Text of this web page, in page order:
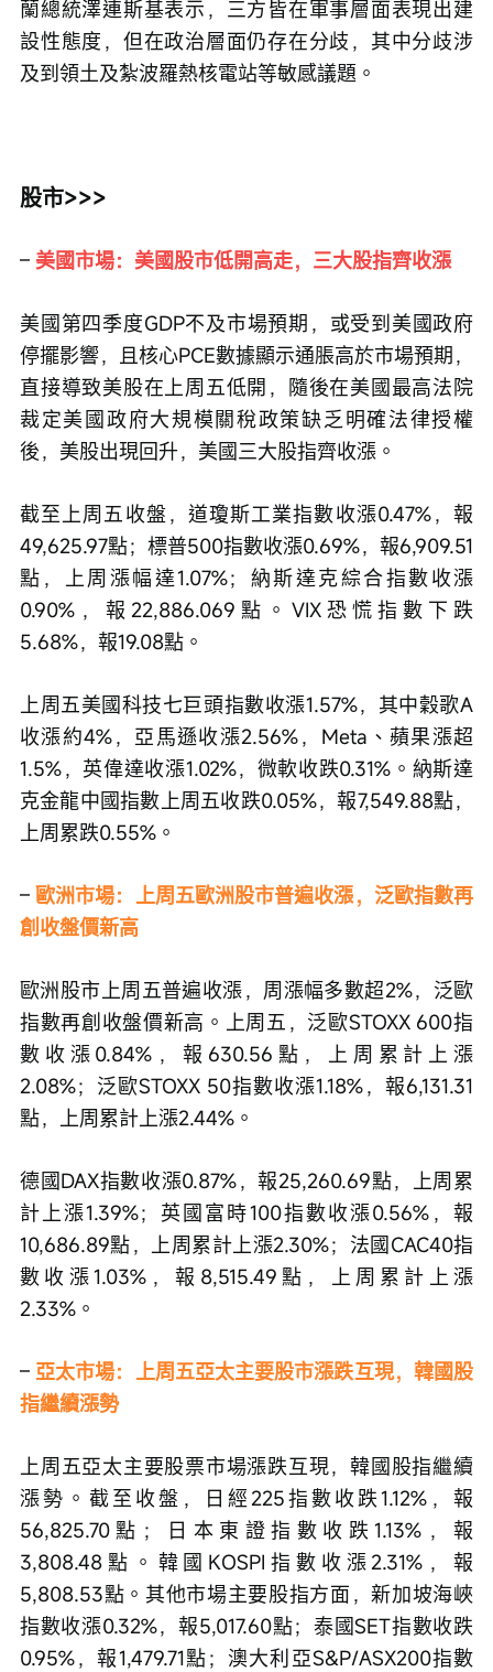
蘭總統澤連斯基表示，三方皆在軍事層面表現出建
設性態度，但在政治層面仍存在分歧，其中分歧涉
及到領土及紮波羅熱核電站等敏感議題。
股市>>>
– 美國市場：美國股市低開高走，三大股指齊收漲
美國第四季度GDP不及市場預期，或受到美國政府
停擺影響，且核心PCE數據顯示通脹高於市場預期，
直接導致美股在上周五低開，隨後在美國最高法院
裁定美國政府大規模關稅政策缺乏明確法律授權
後，美股出現回升，美國三大股指齊收漲。
截至上周五收盤，道瓊斯工業指數收漲0.47%，報
49,625.97點；標普500指數收漲0.69%，報6,909.51
點，上周漲幅達1.07%；納斯達克綜合指數收漲
0.90%，報22,886.069點。VIX恐慌指數下跌
5.68%，報19.08點。
上周五美國科技七巨頭指數收漲1.57%，其中穀歌A
收漲約4%，亞馬遜收漲2.56%，Meta、蘋果漲超
1.5%，英偉達收漲1.02%，微軟收跌0.31%。納斯達
克金龍中國指數上周五收跌0.05%，報7,549.88點，
上周累跌0.55%。
– 歐洲市場：上周五歐洲股市普遍收漲，泛歐指數再
創收盤價新高
歐洲股市上周五普遍收漲，周漲幅多數超2%，泛歐
指數再創收盤價新高。上周五，泛歐STOXX 600指
數收漲0.84%，報630.56點，上周累計上漲
2.08%；泛歐STOXX 50指數收漲1.18%，報6,131.31
點，上周累計上漲2.44%。
德國DAX指數收漲0.87%，報25,260.69點，上周累
計上漲1.39%；英國富時100指數收漲0.56%，報
10,686.89點，上周累計上漲2.30%；法國CAC40指
數收漲1.03%，報8,515.49點，上周累計上漲
2.33%。
– 亞太市場：上周五亞太主要股市漲跌互現，韓國股
指繼續漲勢
上周五亞太主要股票市場漲跌互現，韓國股指繼續
漲勢。截至收盤，日經225指數收跌1.12%，報
56,825.70點；日本東證指數收跌1.13%，報
3,808.48點。韓國KOSPI指數收漲2.31%，報
5,808.53點。其他市場主要股指方面，新加坡海峽
指數收漲0.32%，報5,017.60點；泰國SET指數收跌
0.95%，報1,479.71點；澳大利亞S&P/ASX200指數